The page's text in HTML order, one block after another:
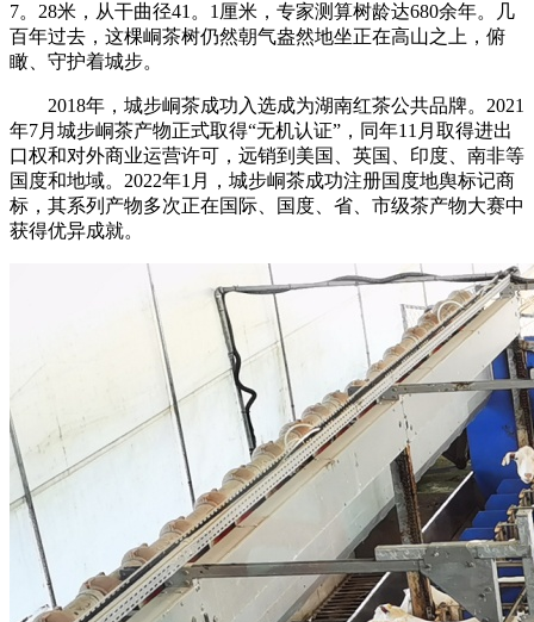
7。28米，从干曲径41。1厘米，专家测算树龄达680余年。几
百年过去，这棵峒茶树仍然朝气盎然地坐正在高山之上，俯
瞰、守护着城步。
2018年，城步峒茶成功入选成为湖南红茶公共品牌。2021
年7月城步峒茶产物正式取得“无机认证”，同年11月取得进出
口权和对外商业运营许可，远销到美国、英国、印度、南非等
国度和地域。2022年1月，城步峒茶成功注册国度地舆标记商
标，其系列产物多次正在国际、国度、省、市级茶产物大赛中
获得优异成就。